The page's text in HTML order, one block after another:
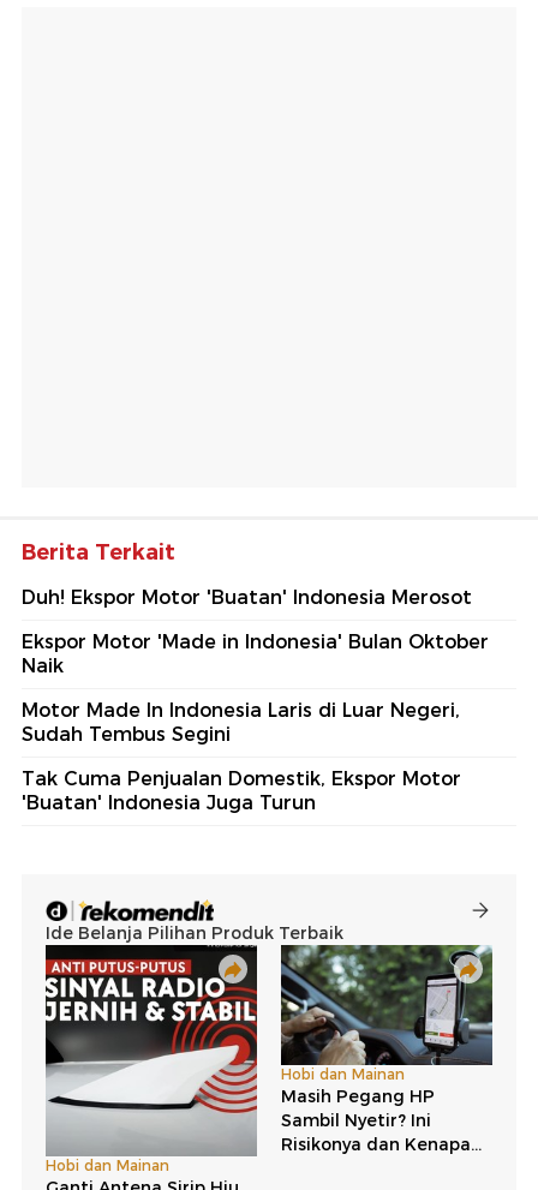
Berita Terkait
Duh! Ekspor Motor 'Buatan' Indonesia Merosot
Ekspor Motor 'Made in Indonesia' Bulan Oktober
Naik
Motor Made In Indonesia Laris di Luar Negeri,
Sudah Tembus Segini
Tak Cuma Penjualan Domestik, Ekspor Motor
'Buatan' Indonesia Juga Turun